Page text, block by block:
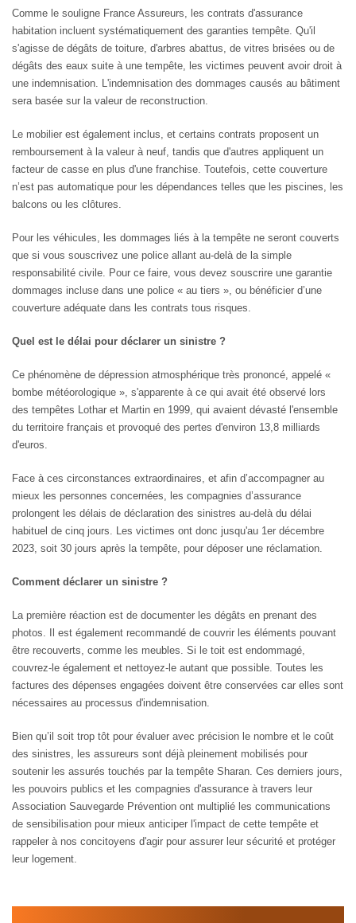
Comme le souligne France Assureurs, les contrats d'assurance
habitation incluent systématiquement des garanties tempête. Qu'il
s'agisse de dégâts de toiture, d'arbres abattus, de vitres brisées ou de
dégâts des eaux suite à une tempête, les victimes peuvent avoir droit à
une indemnisation. L'indemnisation des dommages causés au bâtiment
sera basée sur la valeur de reconstruction.
Le mobilier est également inclus, et certains contrats proposent un
remboursement à la valeur à neuf, tandis que d'autres appliquent un
facteur de casse en plus d'une franchise. Toutefois, cette couverture
n’est pas automatique pour les dépendances telles que les piscines, les
balcons ou les clôtures.
Pour les véhicules, les dommages liés à la tempête ne seront couverts
que si vous souscrivez une police allant au-delà de la simple
responsabilité civile. Pour ce faire, vous devez souscrire une garantie
dommages incluse dans une police « au tiers », ou bénéficier d’une
couverture adéquate dans les contrats tous risques.
Quel est le délai pour déclarer un sinistre ?
Ce phénomène de dépression atmosphérique très prononcé, appelé «
bombe météorologique », s'apparente à ce qui avait été observé lors
des tempêtes Lothar et Martin en 1999, qui avaient dévasté l'ensemble
du territoire français et provoqué des pertes d'environ 13,8 milliards
d'euros.
Face à ces circonstances extraordinaires, et afin d’accompagner au
mieux les personnes concernées, les compagnies d’assurance
prolongent les délais de déclaration des sinistres au-delà du délai
habituel de cinq jours. Les victimes ont donc jusqu'au 1er décembre
2023, soit 30 jours après la tempête, pour déposer une réclamation.
Comment déclarer un sinistre ?
La première réaction est de documenter les dégâts en prenant des
photos. Il est également recommandé de couvrir les éléments pouvant
être recouverts, comme les meubles. Si le toit est endommagé,
couvrez-le également et nettoyez-le autant que possible. Toutes les
factures des dépenses engagées doivent être conservées car elles sont
nécessaires au processus d'indemnisation.
Bien qu’il soit trop tôt pour évaluer avec précision le nombre et le coût
des sinistres, les assureurs sont déjà pleinement mobilisés pour
soutenir les assurés touchés par la tempête Sharan. Ces derniers jours,
les pouvoirs publics et les compagnies d'assurance à travers leur
Association Sauvegarde Prévention ont multiplié les communications
de sensibilisation pour mieux anticiper l'impact de cette tempête et
rappeler à nos concitoyens d'agir pour assurer leur sécurité et protéger
leur logement.